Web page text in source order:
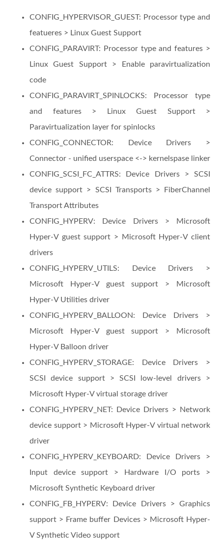
CONFIG_HYPERVISOR_GUEST: Processor type and
featueres > Linux Guest Support
CONFIG_PARAVIRT: Processor type and features >
Linux Guest Support > Enable paravirtualization
code
CONFIG_PARAVIRT_SPINLOCKS: Processor type
and features > Linux Guest Support >
Paravirtualization layer for spinlocks
CONFIG_CONNECTOR: Device Drivers >
Connector - unified userspace <-> kernelspase linker
CONFIG_SCSI_FC_ATTRS: Device Drivers > SCSI
device support > SCSI Transports > FiberChannel
Transport Attributes
CONFIG_HYPERV: Device Drivers > Microsoft
Hyper-V guest support > Microsoft Hyper-V client
drivers
CONFIG_HYPERV_UTILS: Device Drivers >
Microsoft Hyper-V guest support > Microsoft
Hyper-V Utilities driver
CONFIG_HYPERV_BALLOON: Device Drivers >
Microsoft Hyper-V guest support > Microsoft
Hyper-V Balloon driver
CONFIG_HYPERV_STORAGE: Device Drivers >
SCSI device support > SCSI low-level drivers >
Microsoft Hyper-V virtual storage driver
CONFIG_HYPERV_NET: Device Drivers > Network
device support > Microsoft Hyper-V virtual network
driver
CONFIG_HYPERV_KEYBOARD: Device Drivers >
Input device support > Hardware I/O ports >
Microsoft Synthetic Keyboard driver
CONFIG_FB_HYPERV: Device Drivers > Graphics
support > Frame buffer Devices > Microsoft Hyper-
V Synthetic Video support